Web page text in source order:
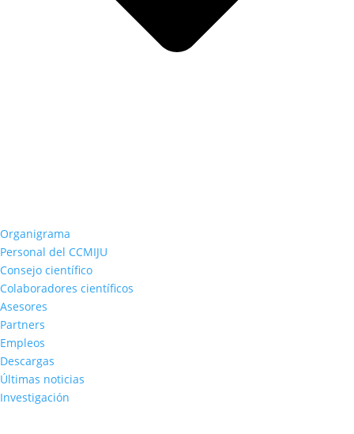
Organigrama
Personal del CCMIJU
Consejo científico
Colaboradores científicos
Asesores
Partners
Empleos
Descargas
Últimas noticias
Investigación